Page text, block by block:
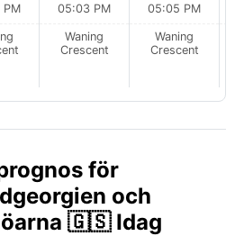
05:03 PM
Waning
Crescent
05:05 PM
Waning
Crescent
för
och
🇬🇸 Idag